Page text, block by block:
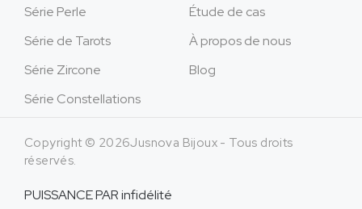
Série Perle
Série de Tarots
Série Zircone
Série Constellations
Étude de cas
À propos de nous
Blog
Copyright © 2026Jusnova Bijoux - Tous droits
réservés.
PUISSANCE PARinfidélité